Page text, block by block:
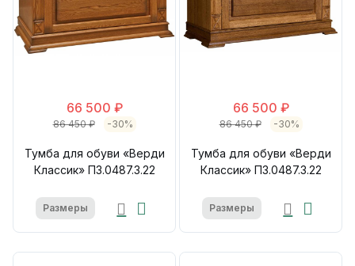
66 500 ₽
86 450 ₽ -30%
Тумба для обуви «Верди
Классик» П3.0487.3.22
Размеры
66 500 ₽
86 450 ₽ -30%
Тумба для обуви «Верди
Классик» П3.0487.3.22
Размеры